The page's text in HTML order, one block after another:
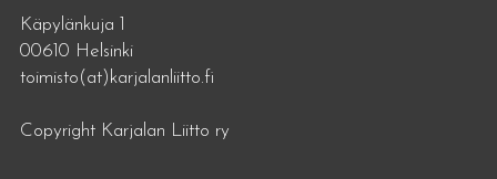
Käpylänkuja 1
00610 Helsinki
toimisto(at)karjalanliitto.fi
Copyright Karjalan Liitto ry